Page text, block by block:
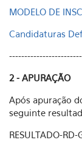
MODELO DE
Candidaturas
2 - APURAÇÃO
Após apuração
seguinte
RESULTADO-